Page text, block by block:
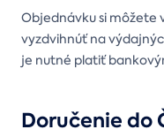
Objednávku si môžete
vyzdvihnúť na
je nutné platiť
Doručenie do